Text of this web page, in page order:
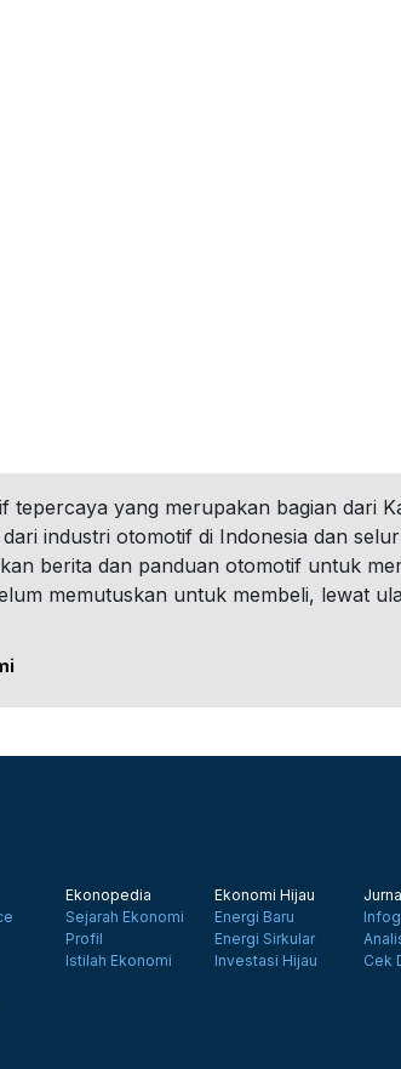
tepercaya yang merupakan bagian dari
industri otomotif di Indonesia dan
berita dan panduan otomotif untuk
memutuskan untuk membeli, lewat
Ekonopedia
Sejarah Ekonomi
Profil
Istilah Ekonomi
Ekonomi Hijau
Energi Baru
Energi Sirkular
Investasi Hijau
Cek